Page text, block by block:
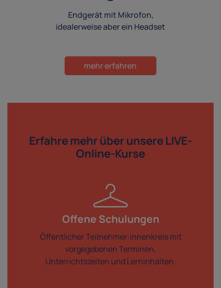
Endgerät mit Mikrofon,
idealerweise aber ein Headset
mehr erfahren
Erfahre mehr überunsere LIVE-
Online-Kurse
Offene Schulungen
Öffentlicher Teilnehmer:innenkreis mit
vorgegebenen Terminen,
Unterrichtszeiten und Lerninhalten.